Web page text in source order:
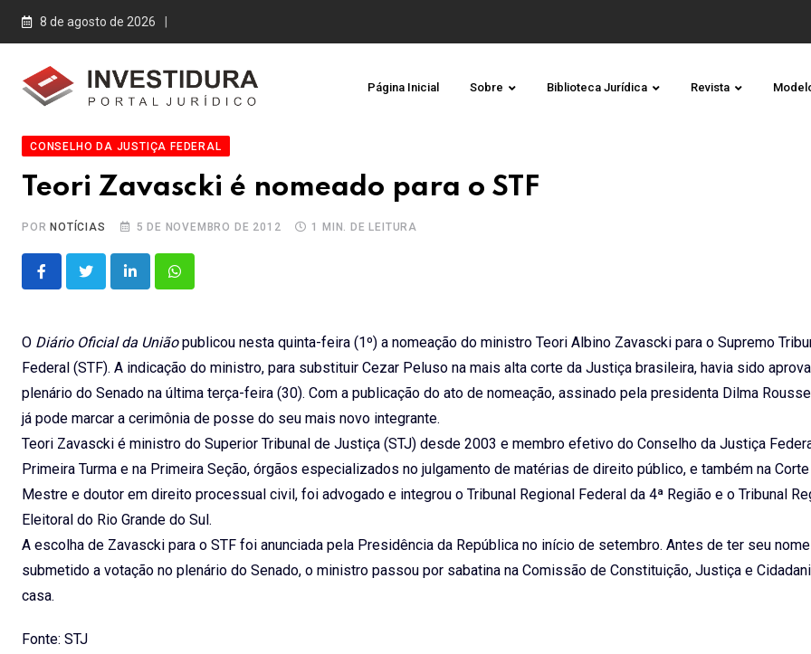
Skip
8 de agosto de 2026
Página Inicial Sobre Biblioteca Jurídica Revista
CONSELHO DA JUSTIÇA FEDERAL
Teori Zavascki é nomeado para o STF
PORNOTÍCIAS 5 DE NOVEMBRO DE 2012 1 MIN. DE LEITURA
LinkedInWhatsapp
O Diário Oficial da Uniãopublicou nesta quinta-feira (1º) a nomeação do ministro Teori Albino Zavascki para o Supremo
Federal (STF). A indicação do ministro, para substituir Cezar Peluso na mais alta corte da Justiça brasileira, havia sido
plenário do Senado na última terça-feira (30). Com a publicação do ato de nomeação, assinado pela presidenta Dilma
já pode marcar a cerimônia de posse do seu mais novo integrante.
Teori Zavascki é ministro do Superior Tribunal de Justiça (STJ) desde 2003 e membro efetivo do Conselho da Justiça
Primeira Turma e na Primeira Seção, órgãos especializados no julgamento de matérias de direito público, e também na
Mestre e doutor em direito processual civil, foi advogado e integrou o Tribunal Regional Federal da 4ª Região e o Tribunal
Eleitoral do Rio Grande do Sul.
A escolha de Zavascki para o STF foi anunciada pela Presidência da República no início de setembro. Antes de ter seu nome
submetido a votação no plenário do Senado, o ministro passou por sabatina na Comissão de Constituição, Justiça e
casa.
Fonte: STJ